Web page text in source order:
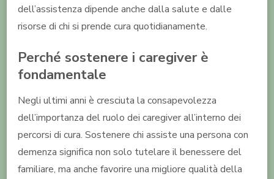
dell’assistenza dipende anche dalla salute e dalle
risorse di chi si prende cura quotidianamente.
Perché sostenere i caregiver è
fondamentale
Negli ultimi anni è cresciuta la consapevolezza
dell’importanza del ruolo dei caregiver all’interno dei
percorsi di cura. Sostenere chi assiste una persona con
demenza significa non solo tutelare il benessere del
familiare, ma anche favorire una migliore qualità della